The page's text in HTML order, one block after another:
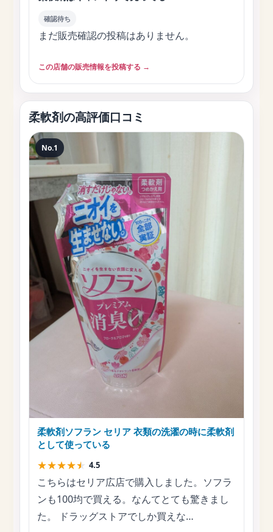
確認待ち
まだ販売確認の投稿はありません。
この店舗の販売情報を投稿する →
柔軟剤の高評価口コミ
No.1
柔軟剤ソフラン セリア 衣類の洗濯の時に柔軟剤
として使っている
★★★★★ 4.5
こちらはセリア広店で購入しました。ソフラ
ンも100均で買える。なんてとても驚きまし
た。 ドラッグストアでしか買えな…